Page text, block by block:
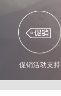
促销活动支持